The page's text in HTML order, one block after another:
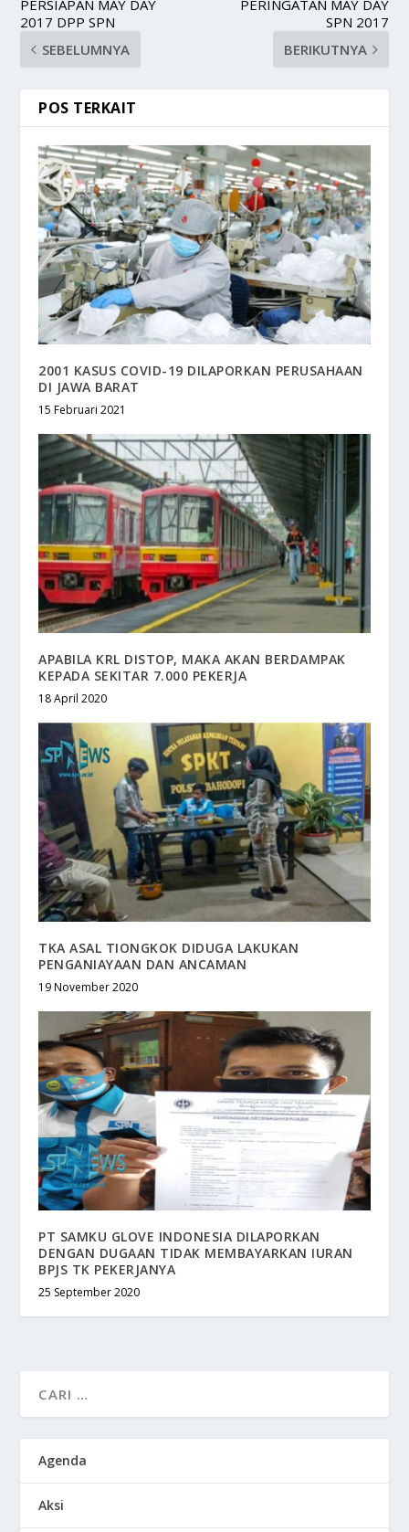
PERSIAPAN MAY DAY
2017 DPP SPN
SEBELUMNYA
PERINGATAN MAY DAY
SPN 2017
BERIKUTNYA
POS TERKAIT
2001 KASUS COVID-19 DILAPORKAN PERUSAHAAN
DI JAWA BARAT
15 Februari 2021
APABILA KRL DISTOP, MAKA AKAN BERDAMPAK
KEPADA SEKITAR 7.000 PEKERJA
18 April 2020
TKA ASAL TIONGKOK DIDUGA LAKUKAN
PENGANIAYAAN DAN ANCAMAN
19 November 2020
PT SAMKU GLOVE INDONESIA DILAPORKAN
DENGAN DUGAAN TIDAK MEMBAYARKAN IURAN
BPJS TK PEKERJANYA
25 September 2020
Agenda
Aksi